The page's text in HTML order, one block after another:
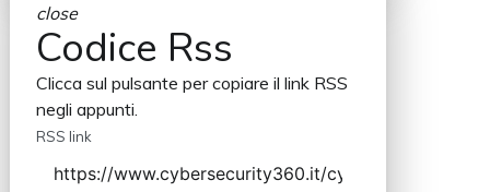
close
Codice Rss
Clicca sul pulsante per copiare il link RSS
negli appunti.
RSS link